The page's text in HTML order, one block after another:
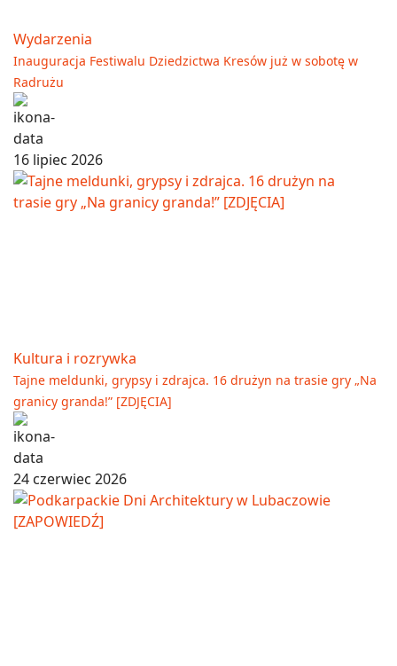
Wydarzenia
Inauguracja Festiwalu Dziedzictwa Kresów już w sobotę w
Radrużu
16 lipiec 2026
Kultura i rozrywka
Tajne meldunki, grypsy i zdrajca. 16 drużyn na trasie gry „Na
granicy granda!” [ZDJĘCIA]
24 czerwiec 2026